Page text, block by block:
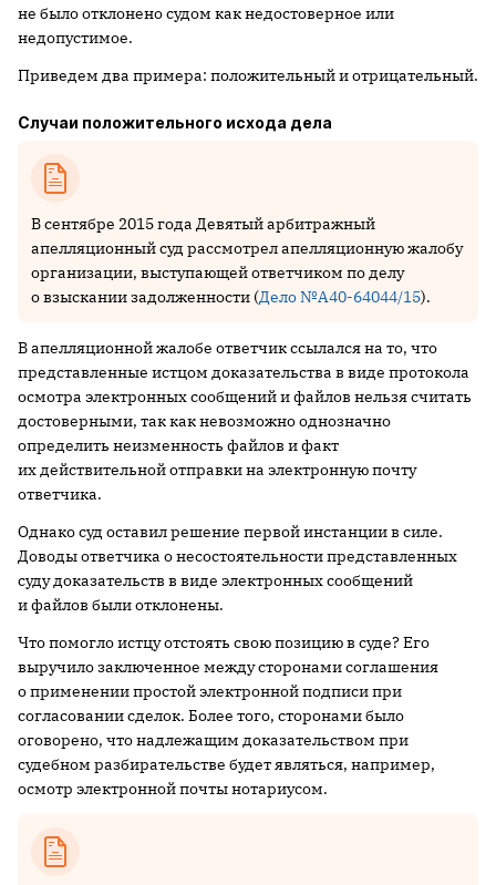
не было отклонено судом как недостоверное или
недопустимое.
Приведем два примера: положительный и отрицательный.
Случаи положительного исхода дела
В сентябре 2015 года Девятый арбитражный
апелляционный суд рассмотрел апелляционную жалобу
организации, выступающей ответчиком по делу
о взыскании задолженности (Дело №А40-64044/15).
В апелляционной жалобе ответчик ссылался на то, что
представленные истцом доказательства в виде протокола
осмотра электронных сообщений и файлов нельзя считать
достоверными, так как невозможно однозначно
определить неизменность файлов и факт
их действительной отправки на электронную почту
ответчика.
Однако суд оставил решение первой инстанции в силе.
Доводы ответчика о несостоятельности представленных
суду доказательств в виде электронных сообщений
и файлов были отклонены.
Что помогло истцу отстоять свою позицию в суде? Его
выручило заключенное между сторонами соглашения
о применении простой электронной подписи при
согласовании сделок. Более того, сторонами было
оговорено, что надлежащим доказательством при
судебном разбирательстве будет являться, например,
осмотр электронной почты нотариусом.